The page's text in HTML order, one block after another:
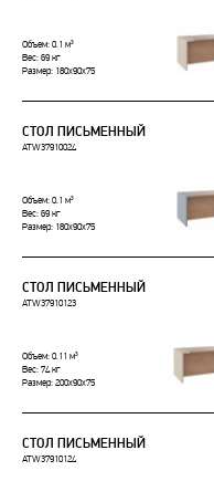
Объем: 0.1 м³
Вес: 69 кг
Размер: 180x90x75
СТОЛ ПИСЬМЕННЫЙ
ATW37910024
Объем: 0.1 м³
Вес: 69 кг
Размер: 180x90x75
СТОЛ ПИСЬМЕННЫЙ
ATW37910123
Объем: 0.11 м³
Вес: 74 кг
Размер: 200x90x75
СТОЛ ПИСЬМЕННЫЙ
ATW37910124